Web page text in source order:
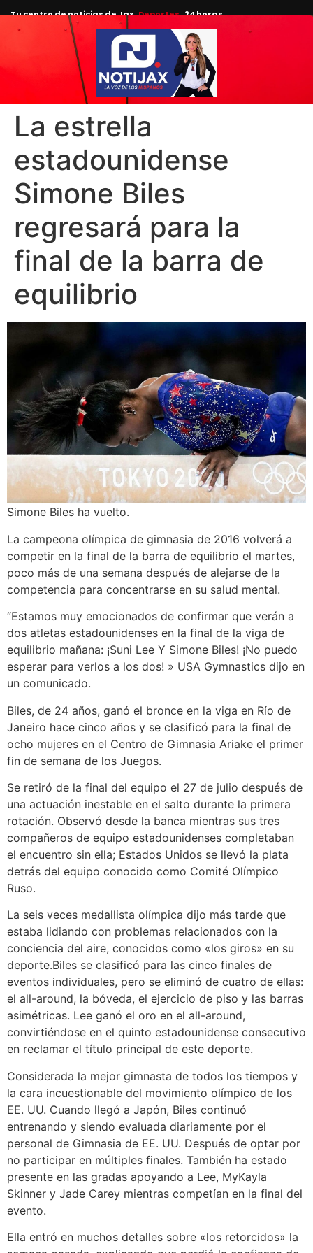
Tu centro de noticias de Jax Deportes 24 horas.
La estrella
estadounidense
Simone Biles
regresará para la
final de la barra de
equilibrio
Simone Biles ha vuelto.
La campeona olímpica de gimnasia de 2016 volverá a
competir en la final de la barra de equilibrio el martes,
poco más de una semana después de alejarse de la
competencia para concentrarse en su salud mental.
“Estamos muy emocionados de confirmar que verán a
dos atletas estadounidenses en la final de la viga de
equilibrio mañana: ¡Suni Lee Y Simone Biles! ¡No puedo
esperar para verlos a los dos! » USA Gymnastics dijo en
un comunicado.
Biles, de 24 años, ganó el bronce en la viga en Río de
Janeiro hace cinco años y se clasificó para la final de
ocho mujeres en el Centro de Gimnasia Ariake el primer
fin de semana de los Juegos.
Se retiró de la final del equipo el 27 de julio después de
una actuación inestable en el salto durante la primera
rotación. Observó desde la banca mientras sus tres
compañeros de equipo estadounidenses completaban
el encuentro sin ella; Estados Unidos se llevó la plata
detrás del equipo conocido como Comité Olímpico
Ruso.
La seis veces medallista olímpica dijo más tarde que
estaba lidiando con problemas relacionados con la
conciencia del aire, conocidos como «los giros» en su
deporte.Biles se clasificó para las cinco finales de
eventos individuales, pero se eliminó de cuatro de ellas:
el all-around, la bóveda, el ejercicio de piso y las barras
asimétricas. Lee ganó el oro en el all-around,
convirtiéndose en el quinto estadounidense consecutivo
en reclamar el título principal de este deporte.
Considerada la mejor gimnasta de todos los tiempos y
la cara incuestionable del movimiento olímpico de los
EE. UU. Cuando llegó a Japón, Biles continuó
entrenando y siendo evaluada diariamente por el
personal de Gimnasia de EE. UU. Después de optar por
no participar en múltiples finales. También ha estado
presente en las gradas apoyando a Lee, MyKayla
Skinner y Jade Carey mientras competían en la final del
evento.
Ella entró en muchos detalles sobre «los retorcidos» la